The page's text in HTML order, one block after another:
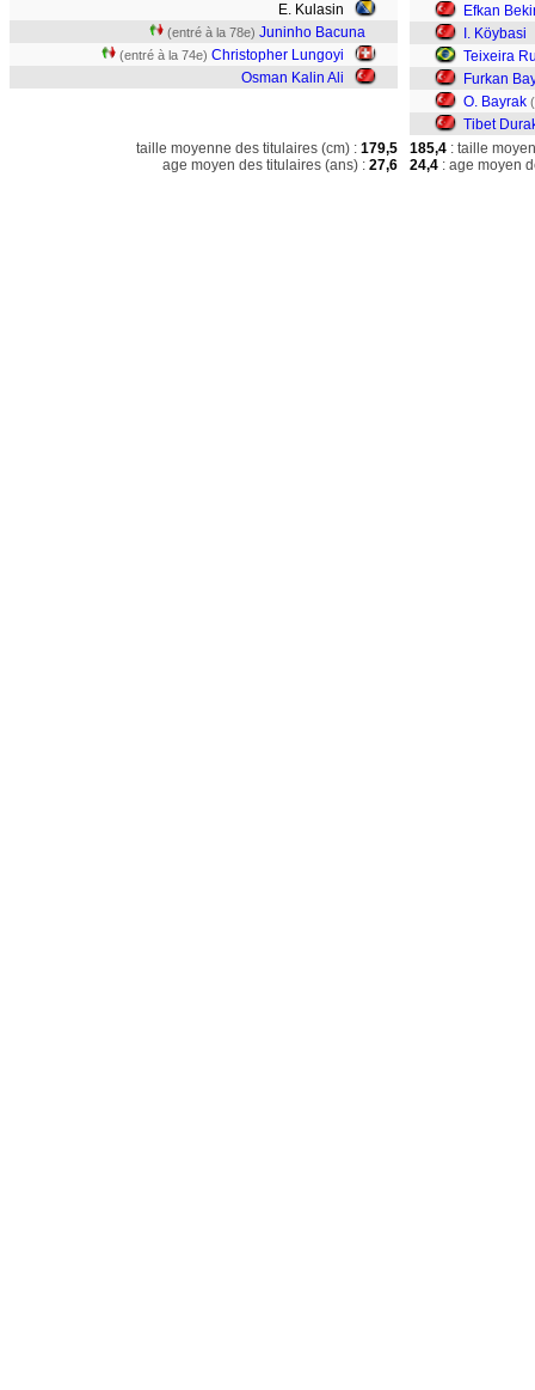
E. Kulasin
(entré à la 78e) Juninho Bacuna
(entré à la 74e) Christopher Lungoyi
Osman Kalin Ali
Efkan
I. Köybasi
Teixeira
Furkan
O. Bayrak
Tibet
taille moyenne des titulaires (cm) : 179,5
age moyen des titulaires (ans) : 27,6
185,4 : taille
24,4 : age moyen